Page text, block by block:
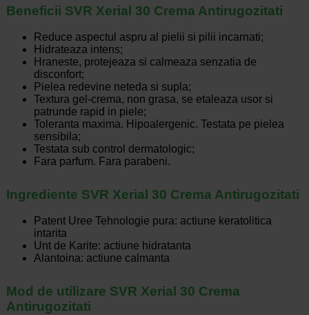
Beneficii SVR Xerial 30 Crema Antirugozitati
Reduce aspectul aspru al pielii si pilii incarnati;
Hidrateaza intens;
Hraneste, protejeaza si calmeaza senzatia de
disconfort;
Pielea redevine neteda si supla;
Textura gel-crema, non grasa, se etaleaza usor si
patrunde rapid in piele;
Toleranta maxima. Hipoalergenic. Testata pe pielea
sensibila;
Testata sub control dermatologic;
Fara parfum. Fara parabeni.
Ingrediente SVR Xerial 30 Crema Antirugozitati
Patent Uree Tehnologie pura: actiune keratolitica
intarita
Unt de Karite: actiune hidratanta
Alantoina: actiune calmanta
Mod de utilizare SVR Xerial 30 Crema
Antirugozitati